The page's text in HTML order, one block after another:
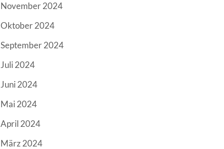
November 2024
Oktober 2024
September 2024
Juli 2024
Juni 2024
Mai 2024
April 2024
März 2024